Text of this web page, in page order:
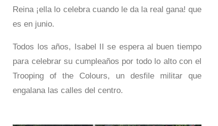
Reina ¡ella lo celebra cuando le da la real gana! que
es en junio.
Todos los años, Isabel II se espera al buen tiempo
para celebrar su cumpleaños por todo lo alto con el
Trooping of the Colours, un desfile militar que
engalana las calles del centro.